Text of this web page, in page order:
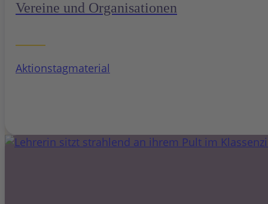
Vereine und Organisationen
Aktionstagmaterial